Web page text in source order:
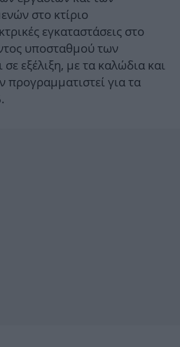
στο κτίριο
εγκαταστάσεις στο
υποσταθμού των
εξέλιξη, με τα καλώδια και
προγραμματιστεί για τα